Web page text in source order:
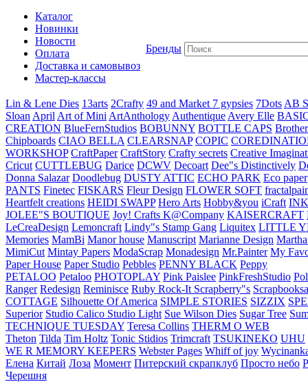
Каталог
Новинки
Новости
Оплата
Доставка и самовывоз
Мастер-классы
Бренды
Lin & Lene Dies 13arts 2Crafty 49 and Market 7 gypsies 7Dots AB
Sloan April Art of Mini ArtAnthology Authentique Avery Elle
CREATION BlueFernStudios BOBUNNY BOTTLE CAPS Brother
Chipboards CIAO BELLA CLEARSNAP COPIC
WORKSHOP CraftPaper CraftStory Crafty secrets Creative
Cricut CUTTLEBUG Darice DCWV Decoart Dee"s Distinctively
Donna Salazar Doodlebug DUSTY ATTIC ECHO PARK Eco paper
PANTS Finetec FISKARS Fleur Design FLOWER SOFT
Heartfelt creations HEIDI SWAPP Hero Arts Hobby&you iCraft
JOLEE"S BOUTIQUE Joy! Crafts K@Company KAISERCRAFT
LeCreaDesign Lemoncraft Lindy"s Stamp Gang Liquitex LITTLE
Memories MamBi Manor house Manuscript Marianne Design
MimiCut Mintay Papers ModaScrap Monadesign Mr.Painter My
Paper House Paper Studio Pebbles PENNY BLACK Peppy
PETALOO Petaloo PHOTOPLAY Pink Paislee PinkFreshStudio
Ranger Redesign Reminisce Ruby Rock-It Scrapberry"s
COTTAGE Silhouette Of America SIMPLE STORIES SIZZIX
Superior Studio Calico Studio Light Sue Wilson Dies Sugar Tree
TECHNIQUE TUESDAY Teresa Collins THERM O WEB
Theton Tilda Tim Holtz Tonic Stidios Trimcraft TSUKINEKO UHU
WE R MEMORY KEEPERS Webster Pages Whiff of joy
Елена Китай Лоза Момент Питерский скрапклуб Просто небо
Черешня